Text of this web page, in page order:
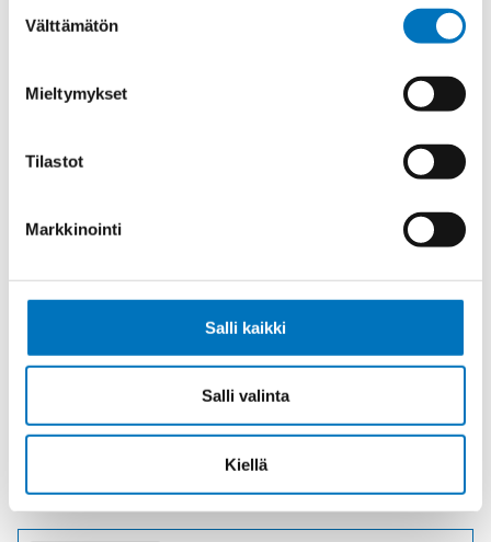
valinta
Välttämätön
Mieltymykset
Tilastot
Markkinointi
Salli kaikki
Salli valinta
Kiellä
Ohjauskaapeli H05VV5-F 7G2,5
Ohjauskaapeli H05VV5-F 12G2,5
Ohjauskaapeli H05VV5-F 18G1